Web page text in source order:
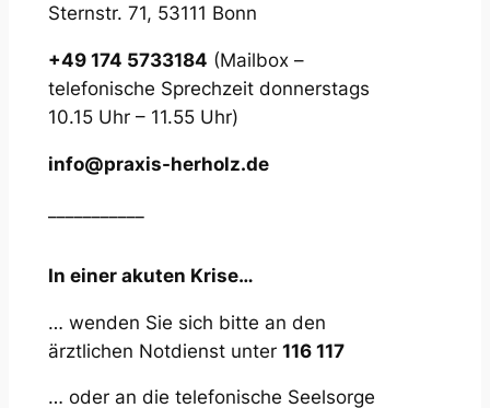
Sternstr. 71, 53111 Bonn
+49 174 5733184 (Mailbox –
telefonische Sprechzeit donnerstags
10.15 Uhr – 11.55 Uhr)
info@praxis-herholz.de
In einer akuten Krise…
… wenden Sie sich bitte an den
ärztlichen Notdienst unter 116 117
… oder an die telefonische Seelsorge